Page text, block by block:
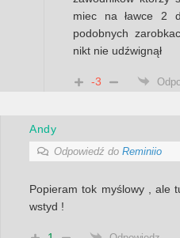
miec na ławce 2
podobnych
nikt nie udźwignął
-3
Andy
Odpowiedź do Reminiio
Popieram tok myślowy , ale
wstyd !